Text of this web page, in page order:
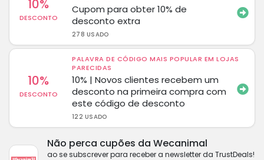
10%
DESCONTO
Cupom para obter 10% de
desconto extra
278 USADO
10%
DESCONTO
PALAVRA DE CÓDIGO MAIS POPULAR EM LOJAS
PARECIDAS
10% | Novos clientes recebem um
desconto na primeira compra com
este código de desconto
122 USADO
Não perca cupões da Wecanimal
ao se subscrever para receber a newsletter da TrustDeals!